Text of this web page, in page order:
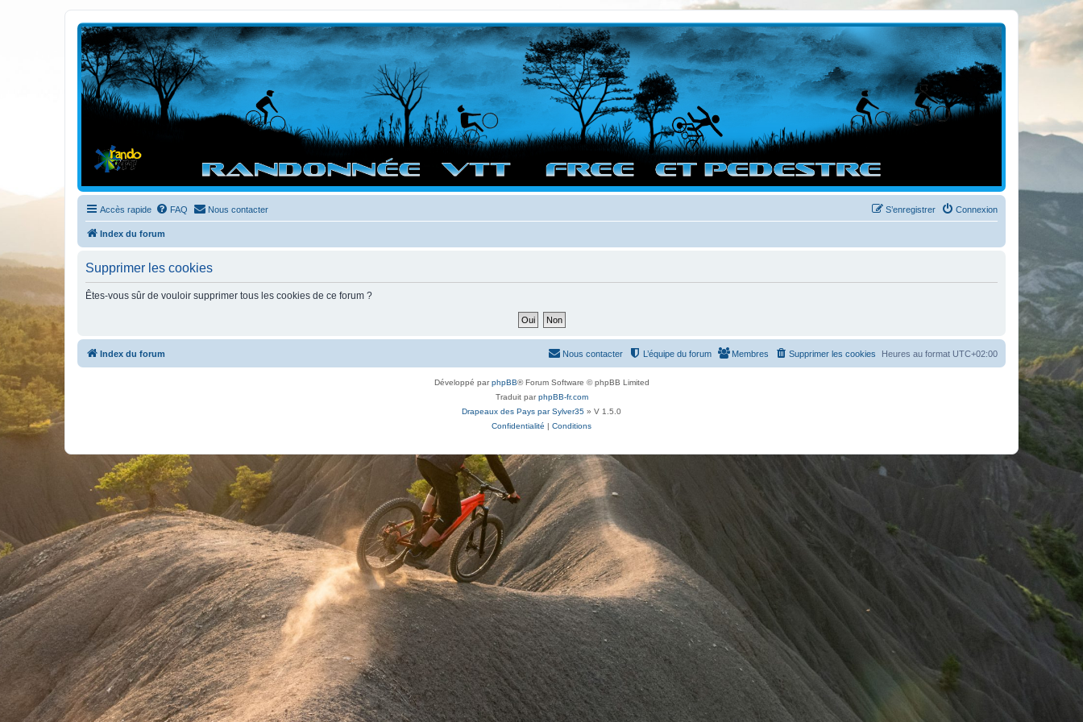
Randovttfree.fr
Bienvenue sur le site des randos vtt et pédestre de Bretagne . Bonne navigation sur le site et bonnes randos dans l'Ouest !
Accès rapide FAQ Nous contacter Connexion
S’enregistrer
Index du forum
Supprimer les cookies
Êtes-vous sûr de vouloir supprimer tous les cookies de ce forum ?
Index du forum Heures au format UTC+02:00
Supprimer les cookies
Membres
L’équipe du forum
Nous contacter
Développé parphpBB® Forum Software © phpBB Limited
Traduit parphpBB-fr.com
Drapeaux des Pays par Sylver35 » V 1.5.0
Confidentialité
Conditions